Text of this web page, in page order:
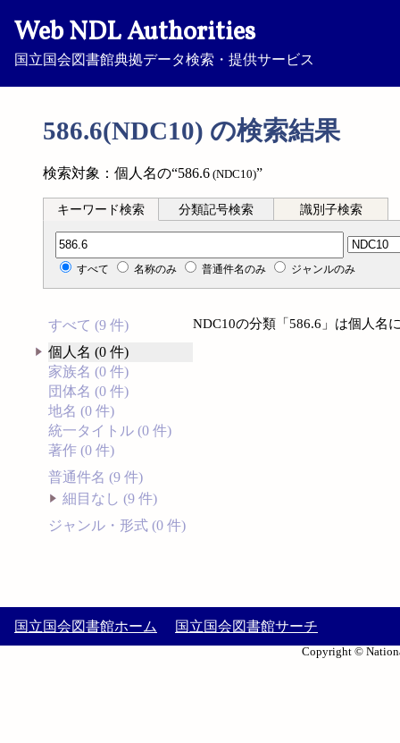
Web NDL Authorities
国立国会図書館典拠データ検索・提供サービス
586.6(NDC10) の検索結果
検索対象：個人名の“586.6 (NDC10)”
キーワード検索 分類記号検索 識別子検索
分類記号検索
すべて 名称のみ 普通件名のみ ジャンルのみ
すべて (9 件)
個人名 (0 件)
家族名 (0 件)
団体名 (0 件)
地名 (0 件)
統一タイトル (0 件)
著作 (0 件)
普通件名 (9 件)
細目なし (9 件)
ジャンル・形式 (0 件)
NDC10の分類「586.6」は個人名
国立国会図書館ホーム 国立国会図書館サーチ
Copyright ©